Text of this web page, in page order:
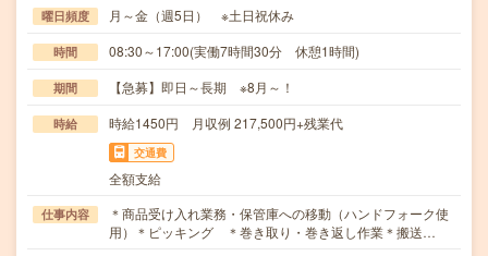
曜日頻度 月～金（週5日） ※土日祝休み
時間 08:30～17:00(実働7時間30分 休憩1時間)
期間 【急募】即日～長期 ※8月～！
時給 時給1450円 月収例 217,500円+残業代
交通費
全額支給
仕事内容
＊商品受け入れ業務・保管庫への移動（ハンドフォーク使
用）＊ピッキング ＊巻き取り・巻き返し作業＊搬送…